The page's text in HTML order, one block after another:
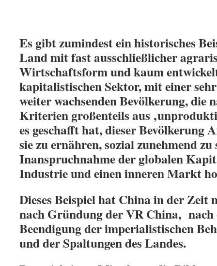
Es gibt zumindest ein historisches
Land mit fast ausschließlicher
Wirtschaftsform und kaum
kapitalistischen Sektor, mit einer
weiter wachsenden Bevölkerung, die
Kriterien großenteils aus
es geschafft hat, dieser Bevölkerung
sie zu ernähren, sozial zunehmend
Inanspruchnahme der globalen
Industrie und einen inneren Markt
Dieses Beispiel hat China in der Zeit
nach Gründung der VR China,
Beendigung der imperialistischen
und der Spaltungen des Landes.